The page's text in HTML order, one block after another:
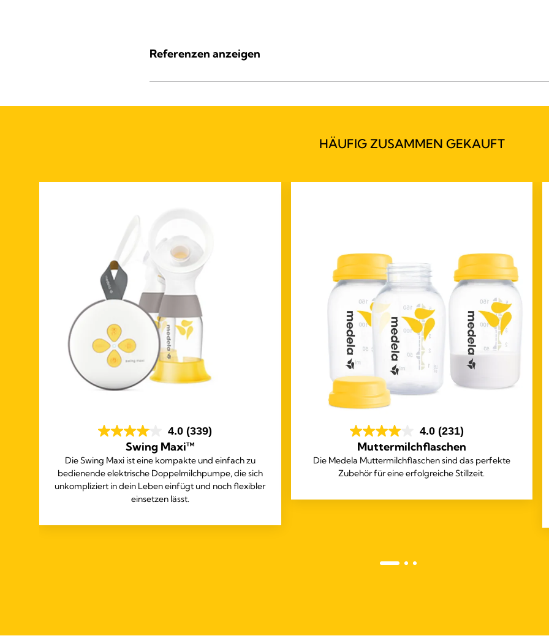
Referenzen anzeigen
HÄUFIG ZUSAMMEN GEKAUFT
4.0 (339)
Swing Maxi™
Die Swing Maxi ist eine kompakte und einfach zu
bedienende elektrische Doppelmilchpumpe, die sich
unkompliziert in dein Leben einfügt und noch flexibler
einsetzen lässt.
4.0 (231)
Muttermilchflaschen
Die Medela Muttermilchflaschen sind das perfekte
Zubehör für eine erfolgreiche Stillzeit.